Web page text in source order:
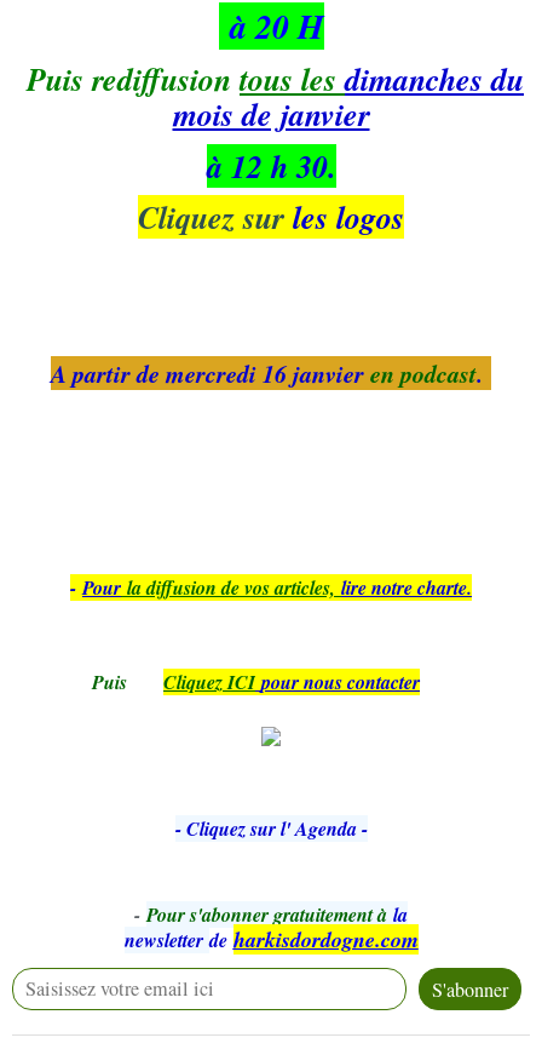
à 20 H
Puis rediffusiontous lesdimanches du
mois de janvier
à 12 h 30.
Cliquez surles logos
A partir de mercredi 16 janvieren podcast.
- Pour la diffusion de vos articles, lire notre charte.
Puis Cliquez ICI pour nous contacter
- Cliquez sur l' Agenda -
- Pour s'abonner gratuitement à la
newsletter de harkisdordogne.com